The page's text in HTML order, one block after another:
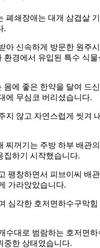
폐쇄장애는 대개 삼겹살
.
아 신속하게 방문한 원주시
환경에서 유입된 특수 식물
에 좋은 한약을 달여 드신
에 무심코 버리셨습니다.
지 않고 자연스럽게 씻겨
찌꺼기는 주방 하부 배관의
집하기 시작했습니다.
팽창하면서 피브이씨 배관
가라앉았습니다.
심각한 호저면하수구막힘
수대로 범람하는 호저면하
중한 상태였습니다.